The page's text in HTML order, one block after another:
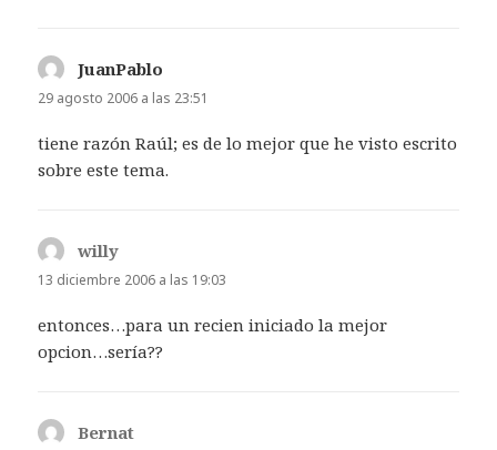
JuanPablo
29 agosto 2006 a las 23:51
tiene razón Raúl; es de lo mejor que he visto escrito
sobre este tema.
willy
13 diciembre 2006 a las 19:03
entonces…para un recien iniciado la mejor
opcion…sería??
Bernat